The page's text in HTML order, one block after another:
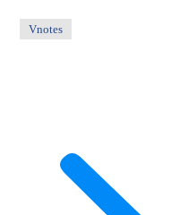
Vnotes